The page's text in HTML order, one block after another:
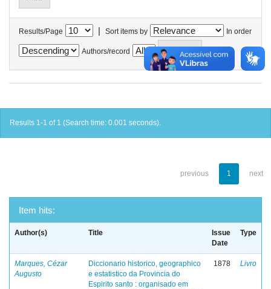
Results/Page | Sort items by In order
Authors/record
Results 1-1 of 1 (Search time: 0.001 seconds).
previous 1 next
Item hits:
Author(s) Title
Issue
Date
Type
Marques, Cézar
Augusto
Diccionario historico, geographico
e estatistico da Provincia do
Espirito santo : organisado em
1878 Livro